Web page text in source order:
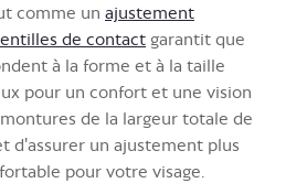
comme un ajustement
de contact garantit que
à la forme et à la taille
pour un confort et une vision
de la largeur totale de
d'assurer un ajustement plus
pour votre visage.